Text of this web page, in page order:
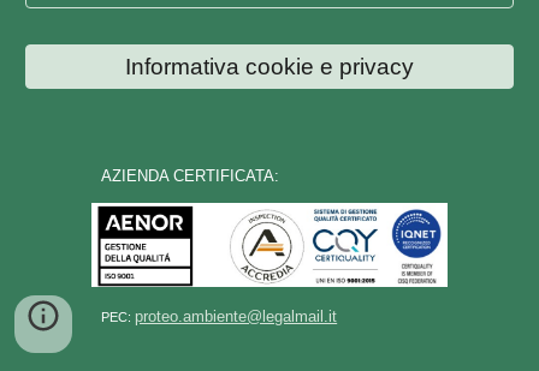
Informativa cookie e privacy
AZIENDA CERTIFICATA:
PEC: proteo.ambiente@legalmail.it